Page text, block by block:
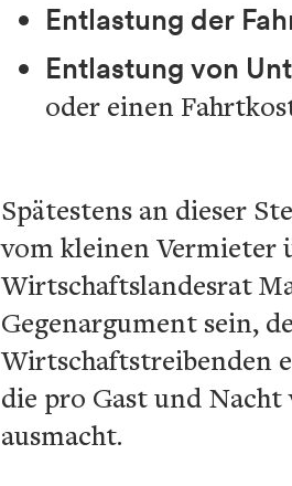
Entlastung der
Entlastung von
oder einen
Spätestens an dieser
vom kleinen Vermieter
Wirtschaftslandesrat
Gegenargument sein,
Wirtschaftstreibenden
die pro Gast und
ausmacht.